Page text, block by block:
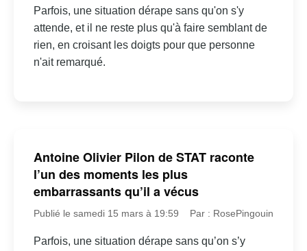
Parfois, une situation dérape sans qu'on s'y
attende, et il ne reste plus qu'à faire semblant de
rien, en croisant les doigts pour que personne
n'ait remarqué.
Antoine Olivier Pilon de STAT raconte
l’un des moments les plus
embarrassants qu’il a vécus
Publié le samedi 15 mars à 19:59 Par : RosePingouin
Parfois, une situation dérape sans qu’on s’y